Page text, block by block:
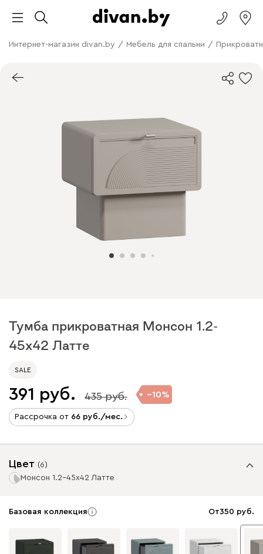
Интернет-магазин divan.by / Мебель для спальни /
Тумба прикроватная Монсон 1.2-
45x42 Латте
SALE
391 435 10
Рассрочка от 66 /мес.
Цвет (6)
Монсон 1.2-45x42 Латте
Базовая коллекция От350